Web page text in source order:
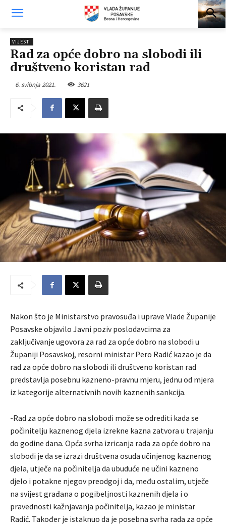
VIJESTI
Rad za opće dobro na slobodi ili
društveno koristan rad
6. svibnja 2021. 3621
Nakon što je Ministarstvo pravosuđa i uprave Vlade Županije
Posavske objavilo Javni poziv poslodavcima za
zaključivanje ugovora za rad za opće dobro na slobodi u
Županiji Posavskoj, resorni ministar Pero Radić kazao je da
rad za opće dobro na slobodi ili društveno koristan rad
predstavlja posebnu kazneno-pravnu mjeru, jednu od mjera
iz kategorije alternativnih novih kaznenih sankcija.
-Rad za opće dobro na slobodi može se odrediti kada se
počinitelju kaznenog djela izrekne kazna zatvora u trajanju
do godine dana. Opća svrha izricanja rada za opće dobro na
slobodi je da se izrazi društvena osuda učinjenog kaznenog
djela, utječe na počinitelja da ubuduće ne učini kazneno
djelo i potakne njegov preodgoj i da, među ostalim, utječe
na svijest građana o pogibeljnosti kaznenih djela i o
pravednosti kažnjavanja počinitelja, kazao je ministar
Radić. Također je istaknuo da je posebna svrha rada za opće